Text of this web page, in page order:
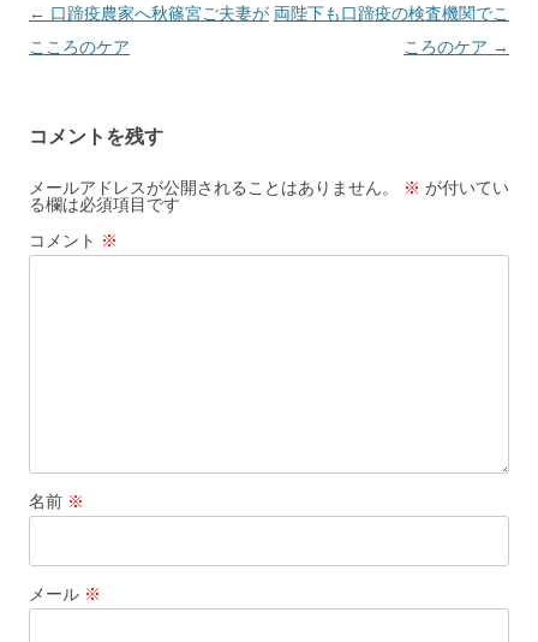
投
稿
ゲ
ー
シ
ョ
← 口蹄疫農家へ秋篠宮ご夫妻が
こころのケア
両陛下も口蹄疫の検査機関でこ
ころのケア →
コメントを残す
メールアドレスが公開されることはありません。 ※ が付いてい
る欄は必須項目です
コメント ※
名前 ※
メール ※